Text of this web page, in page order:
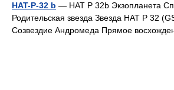
HAT-P-32 b — HAT P 32b Экзопланета
Родительская звезда Звезда HAT P 32
Созвездие Андромеда Прямое